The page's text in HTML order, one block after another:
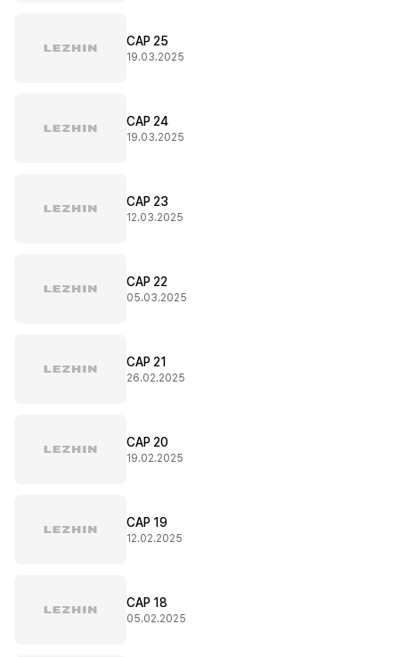
CAP 25
19.03.2025
CAP 24
19.03.2025
CAP 23
12.03.2025
CAP 22
05.03.2025
CAP 21
26.02.2025
CAP 20
19.02.2025
CAP 19
12.02.2025
CAP 18
05.02.2025